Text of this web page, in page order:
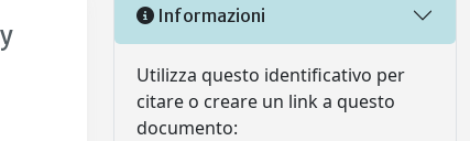
Informazioni
Utilizza questo identificativo per
citare o creare un link a questo
documento: